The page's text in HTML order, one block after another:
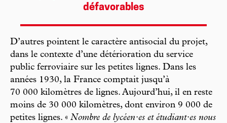
défavorables
D’autres pointent le caractère antisocial du projet,
dans le contexte d’une détérioration du service
public ferroviaire sur les petites lignes. Dans les
années 1930, la France comptait jusqu’à
70 000 kilomètres de lignes. Aujourd’hui, il en reste
moins de 30 000 kilomètres, dont environ 9 000 de
petites lignes. « Nombre de lycéen·es et étudiant·es nous